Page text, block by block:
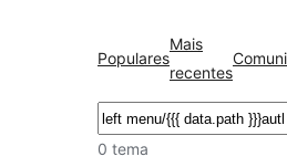
Populares
Mais
recentes
Pesquisar
0 tema